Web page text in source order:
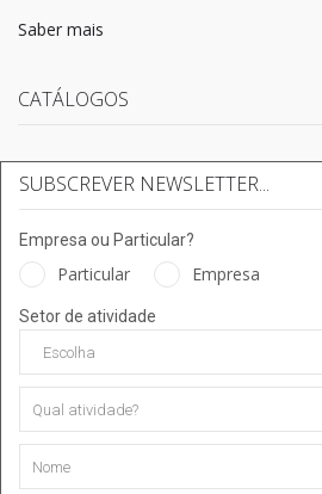
Saber mais
CATÁLOGOS
SUBSCREVER NEWSLETTER...
Empresa ou Particular?
Particular Empresa
Setor de atividade